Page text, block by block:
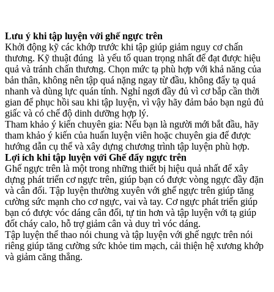
Lưu ý khi tập luyện với ghế ngực trên
Khởi động kỹ các khớp trước khi tập giúp giảm nguy cơ chấn
thương. Kỹ thuật đúng là yếu tố quan trọng nhất để đạt được hiệu
quả và tránh chấn thương. Chọn mức tạ phù hợp với khả năng của
bản thân, không nên tập quá nặng ngay từ đầu, không đẩy tạ quá
nhanh và dùng lực quán tính. Nghỉ ngơi đầy đủ vì cơ bắp cần thời
gian để phục hồi sau khi tập luyện, vì vậy hãy đảm bảo bạn ngủ đủ
giấc và có chế độ dinh dưỡng hợp lý.
Tham khảo ý kiến chuyên gia: Nếu bạn là người mới bắt đầu, hãy
tham khảo ý kiến của huấn luyện viên hoặc chuyên gia để được
hướng dẫn cụ thể và xây dựng chương trình tập luyện phù hợp.
Lợi ích khi tập luyện với Ghế đẩy ngực trên
Ghế ngực trên là một trong những thiết bị hiệu quả nhất để xây
dựng phát triển cơ ngực trên, giúp bạn có được vòng ngực đầy đặn
và cân đối. Tập luyện thường xuyên với ghế ngực trên giúp tăng
cường sức mạnh cho cơ ngực, vai và tay. Cơ ngực phát triển giúp
bạn có được vóc dáng cân đối, tự tin hơn và tập luyện với tạ giúp
đốt cháy calo, hỗ trợ giảm cân và duy trì vóc dáng.
Tập luyện thể thao nói chung và tập luyện với ghế ngực trên nói
riêng giúp tăng cường sức khỏe tim mạch, cải thiện hệ xương khớp
và giảm căng thẳng.